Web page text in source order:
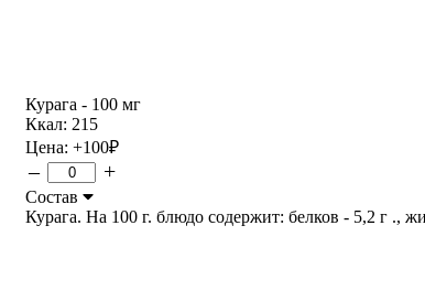
Курага - 100 мг
Ккал: 215
Цена: +100₽
– +
Состав
Курага. На 100 г. блюдо содержит: белков - 5,2 г .,